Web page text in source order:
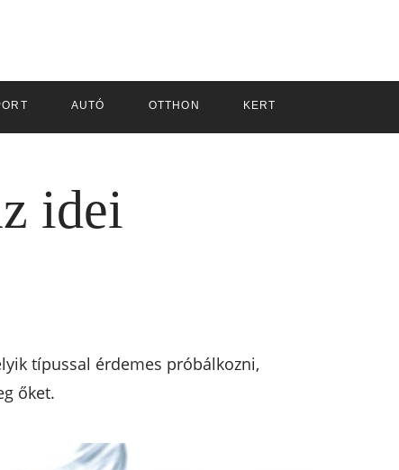
AUTÓ OTTHON KERT
idei
típussal érdemes próbálkozni,
őket.